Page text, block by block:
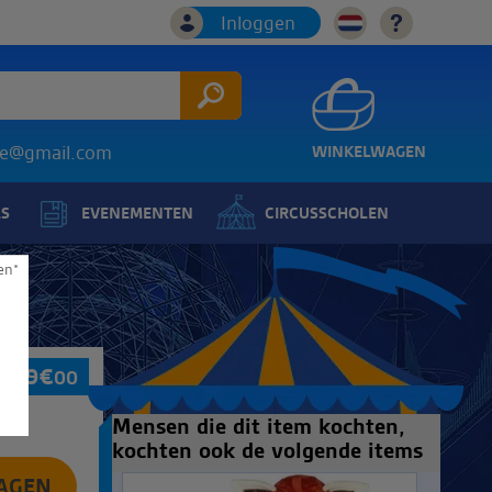
WINKELWAGEN
EVENEMENTEN CIRCUSSCHOLEN
699€00
Mensen die dit item kochten,
kochten ook de volgende items
Inloggen